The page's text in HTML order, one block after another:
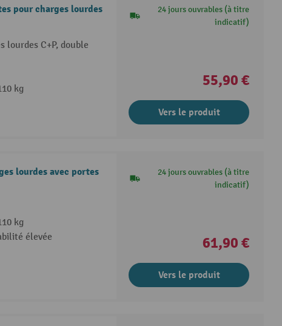
pour charges lourdes
lourdes C+P, double
kg
24 jours ouvrables (à titre
indicatif)
55,90 €
Vers le produit
lourdes avec portes
kg
élevée
24 jours ouvrables (à titre
indicatif)
61,90 €
Vers le produit